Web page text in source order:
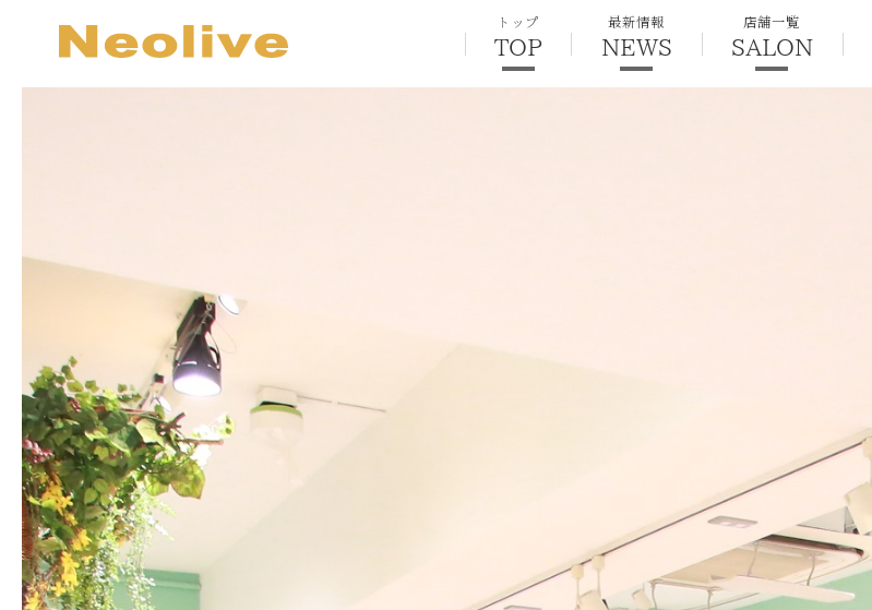
トップ
TOP
最新情報
NEWS
店舗一覧
SALON